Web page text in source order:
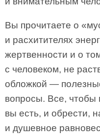
Вы прочитаете о
и расхитителях
жертвенности и о
с человеком, не
обложкой —
вопросы. Все, чтобы
вы есть, и обрести,
и душевное